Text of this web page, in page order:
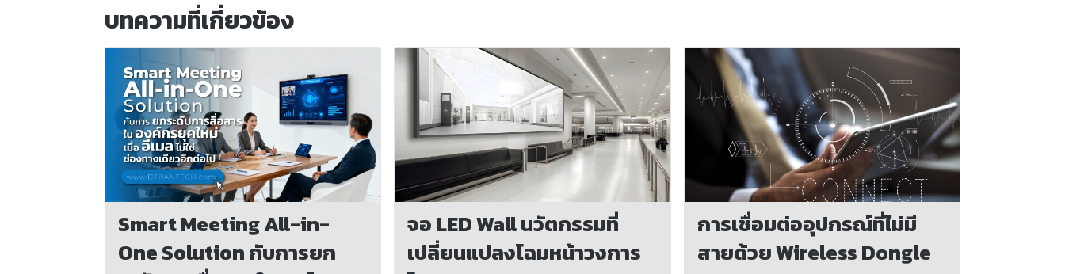
บทความที่เกี่ยวข้อง
Smart Meeting All-in-
One Solution กับการยก
จอ LED Wall นวัตกรรมที่
เปลี่ยนแปลงโฉมหน้าวงการ
การเชื่อมต่ออุปกรณ์ที่ไม่มี
สายด้วย Wireless Dongle